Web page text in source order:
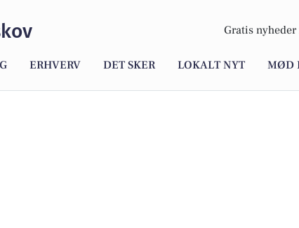
Gratis nyheder
ERHVERV DET SKER LOKALT NYT MØD